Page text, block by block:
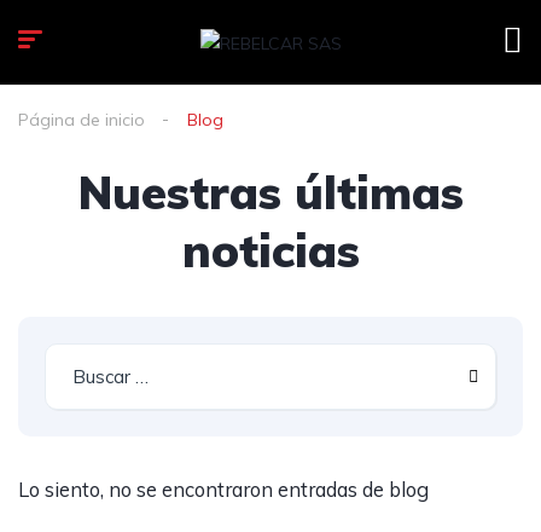
Página de inicio Blog
Nuestras últimas
noticias
Lo siento, no se encontraron entradas de blog